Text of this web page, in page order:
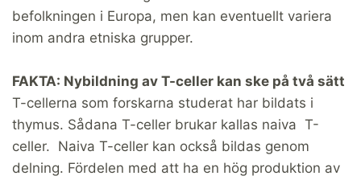
befolkningen i Europa, men kan eventuellt variera
inom andra etniska grupper.
FAKTA: Nybildning av T-celler kan ske på två sätt
T-cellerna som forskarna studerat har bildats i
thymus. Sådana T-celler brukar kallas naiva T-
celler. Naiva T-celler kan också bildas genom
delning. Fördelen med att ha en hög produktion av